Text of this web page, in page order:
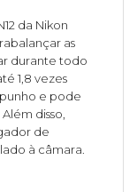
da Nikon
as
durante todo
1,8 vezes
punho e pode
disso,
de
à câmara.